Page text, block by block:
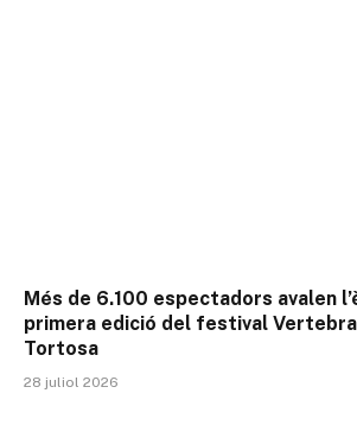
Més de 6.100 espectadors avalen
primera edició del festival Vertebra
Tortosa
28 juliol 2026